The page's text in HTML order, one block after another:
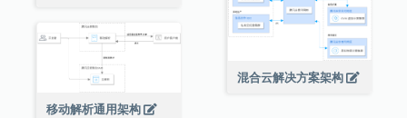
混合云解决方案架构
移动解析通用架构